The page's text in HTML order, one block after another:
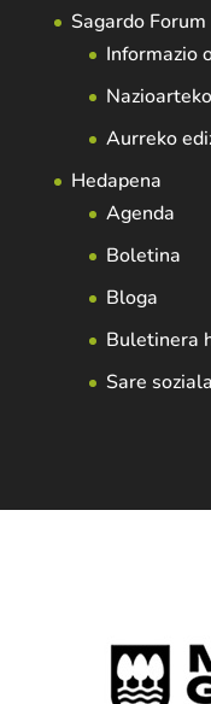
Sagardo Forum
Informazio
Aurreko
Hedapena
Agenda
Boletina
Bloga
Buletinera
Sare